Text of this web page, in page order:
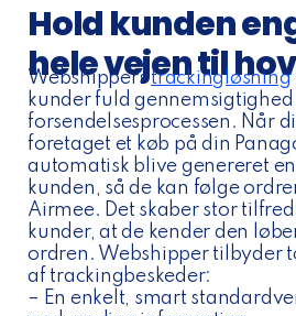
Hold kunden
hele vejen til
Webshipperstrackingløsning
kunder fuld gennemsigtighed
forsendelsesprocessen. Når
foretaget et køb på din
automatisk blive genereret
kunden, så de kan følge
Airmee. Det skaber stor
kunder, at de kender den
ordren. Webshipper tilbyder
af trackingbeskeder:
– En enkelt, smart